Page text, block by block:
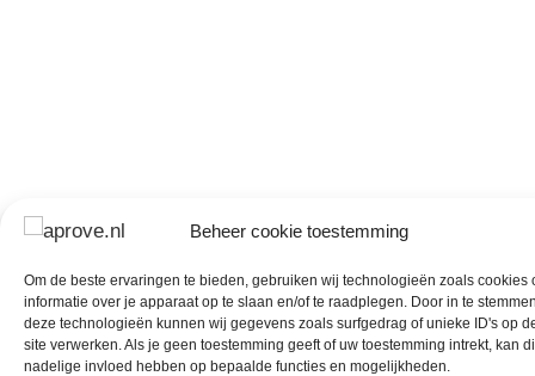
Beheer cookie toestemming
Om de beste ervaringen te bieden, gebruiken wij technologieën zoals cookies
informatie over je apparaat op te slaan en/of te raadplegen. Door in te
deze technologieën kunnen wij gegevens zoals surfgedrag of unieke ID's op
site verwerken. Als je geen toestemming geeft of uw toestemming intrekt, kan
nadelige invloed hebben op bepaalde functies en mogelijkheden.